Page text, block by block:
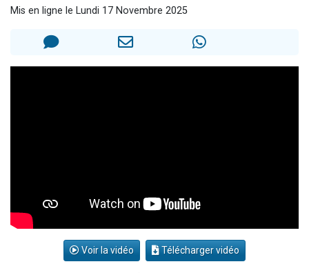
Mis en ligne le Lundi 17 Novembre 2025
Voir la vidéo Télécharger vidéo